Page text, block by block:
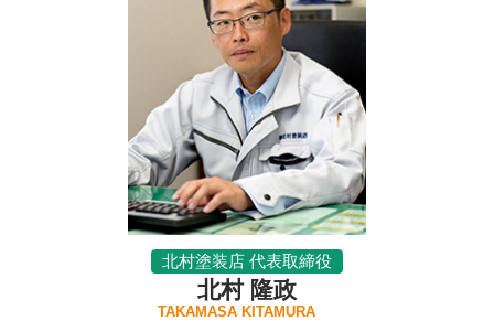
北村塗装店 代表取締役
北村 隆政
TAKAMASA KITAMURA